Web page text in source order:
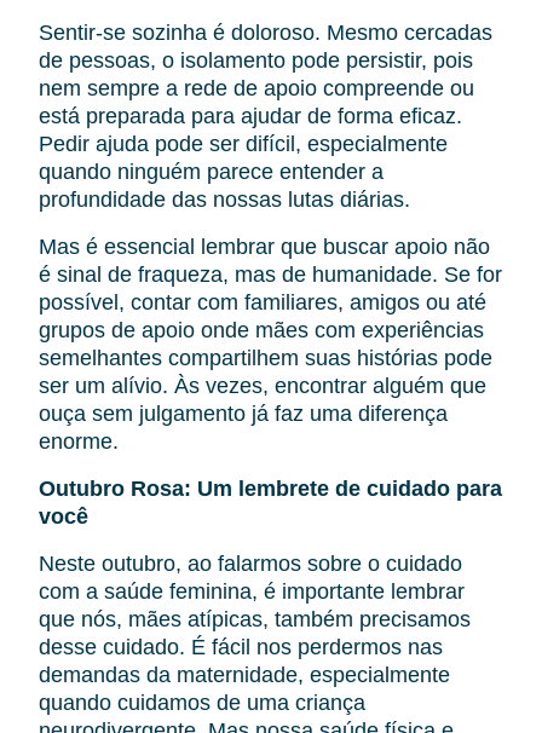
Sentir-se sozinha é doloroso. Mesmo cercadas
de pessoas, o isolamento pode persistir, pois
nem sempre a rede de apoio compreende ou
está preparada para ajudar de forma eficaz.
Pedir ajuda pode ser difícil, especialmente
quando ninguém parece entender a
profundidade das nossas lutas diárias.
Mas é essencial lembrar que buscar apoio não
é sinal de fraqueza, mas de humanidade. Se for
possível, contar com familiares, amigos ou até
grupos de apoio onde mães com experiências
semelhantes compartilhem suas histórias pode
ser um alívio. Às vezes, encontrar alguém que
ouça sem julgamento já faz uma diferença
enorme.
Outubro Rosa: Um lembrete de cuidado para
você
Neste outubro, ao falarmos sobre o cuidado
com a saúde feminina, é importante lembrar
que nós, mães atípicas, também precisamos
desse cuidado. É fácil nos perdermos nas
demandas da maternidade, especialmente
quando cuidamos de uma criança